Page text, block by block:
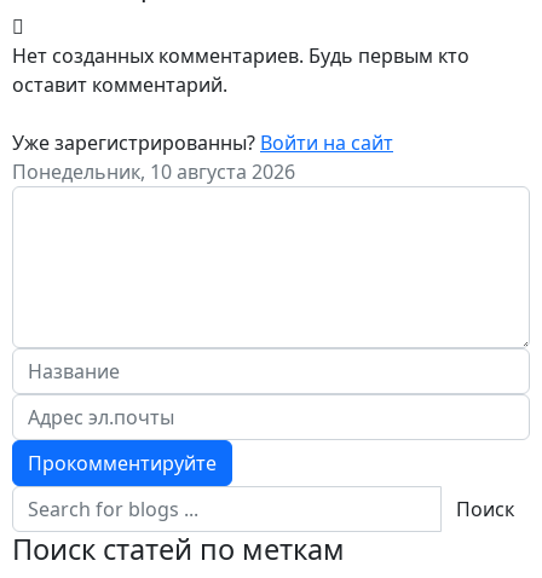
Нет созданных комментариев. Будь первым кто
оставит комментарий.
Уже зарегистрированны? Войти на сайт
Понедельник, 10 августа 2026
Прокомментируйте
Поиск
Поиск статей по меткам